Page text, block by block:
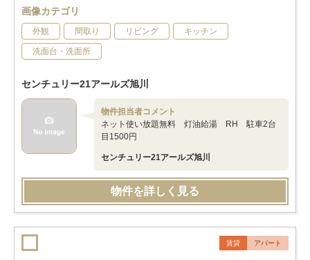
画像カテゴリ
外観 間取り リビング キッチン
洗面台・洗面所
センチュリー21アールズ旭川
物件担当者コメント
ネット使い放題無料 灯油給湯 RH 駐車2台
目1500円
センチュリー21アールズ旭川
物件を詳しく見る
賃貸 アパート